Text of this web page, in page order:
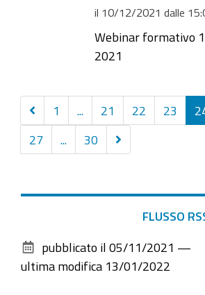
il 10/12/2021 dalle
Webinar formativo
2021
Precedenti
30
elementi
1 21 22 23
27 30
Successivi
30
documento
FLUSSO
pubblicato il 05/11/2021 —
ultima modifica 13/01/2022